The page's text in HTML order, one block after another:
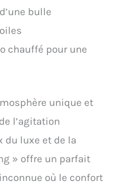
bulle
chauffé pour une
unique et
l’agitation
du luxe et de la
» offre un parfait
où le confort